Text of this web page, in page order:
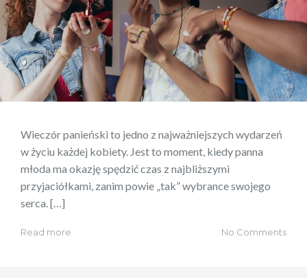
Wieczór panieński to jedno z najważniejszych wydarzeń
w życiu każdej kobiety. Jest to moment, kiedy panna
młoda ma okazję spędzić czas z najbliższymi
przyjaciółkami, zanim powie „tak” wybrance swojego
serca. […]
Read more No Comments